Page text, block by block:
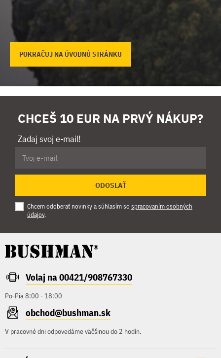
POKRAČUJ NA ÚVODNÚ STRÁNKU
CHCEŠ 10 EUR NA PRVÝ NÁKUP?
Zadaj svoj e-mail!
ODOSLAŤ
Chcem odoberať novinky a súhlasím so spracovaním osobných
údajov.
Volaj na 00421/908767330
Po-Pia 8:00 - 18:00
obchod@bushman.sk
V pracovné dni odpovedáme väčšinou do 2 hodín.